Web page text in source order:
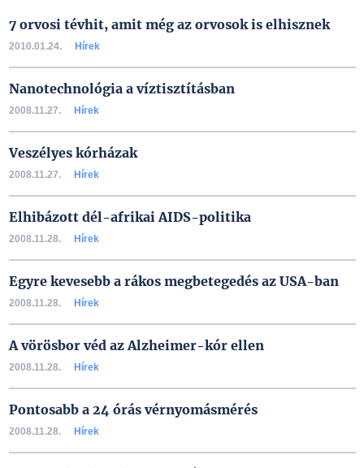
7 orvosi tévhit, amit még az orvosok is elhisznek
2010.01.24. Hírek
Nanotechnológia a víztisztításban
2008.11.27. Hírek
Veszélyes kórházak
2008.11.27. Hírek
Elhibázott dél-afrikai AIDS-politika
2008.11.28. Hírek
Egyre kevesebb a rákos megbetegedés az USA-ban
2008.11.28. Hírek
A vörösbor véd az Alzheimer-kór ellen
2008.11.28. Hírek
Pontosabb a 24 órás vérnyomásmérés
2008.11.28. Hírek